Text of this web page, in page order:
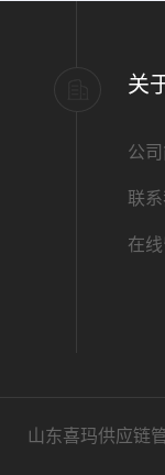
关
公
联
在
山东喜玛供应链